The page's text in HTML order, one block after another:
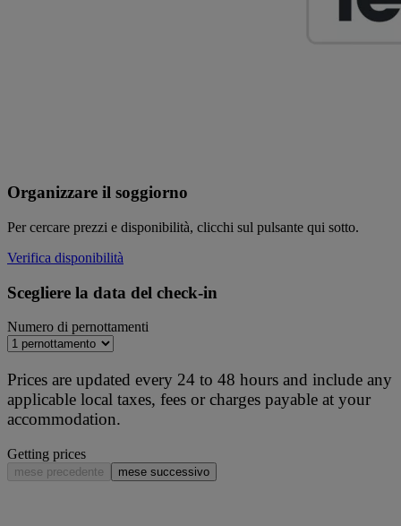
Organizzare il soggiorno
Per cercare prezzi e disponibilità, clicchi sul pulsante qui sotto.
Verifica disponibilità
Scegliere la data del check-in
Numero di pernottamenti
Prices are updated every 24 to 48 hours and include any
applicable local taxes, fees or charges payable at your
accommodation.
Getting prices
mese precedente mese successivo